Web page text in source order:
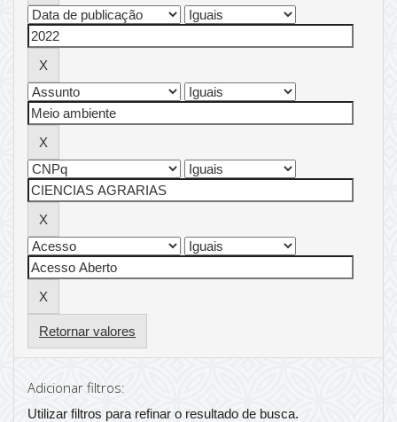
Retornar valores
Adicionar filtros:
Utilizar filtros para refinar o resultado de busca.